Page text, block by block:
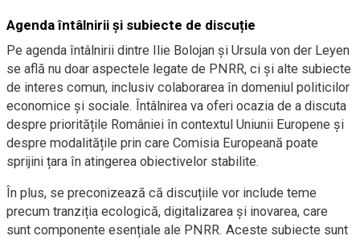
Agenda întâlnirii și subiecte de discuție
Pe agenda întâlnirii dintre Ilie Bolojan și Ursula von der Leyen
se află nu doar aspectele legate de PNRR, ci și alte subiecte
de interes comun, inclusiv colaborarea în domeniul politicilor
economice și sociale. Întâlnirea va oferi ocazia de a discuta
despre prioritățile României în contextul Uniunii Europene și
despre modalitățile prin care Comisia Europeană poate
sprijini țara în atingerea obiectivelor stabilite.
În plus, se preconizează că discuțiile vor include teme
precum tranziția ecologică, digitalizarea și inovarea, care
sunt componente esențiale ale PNRR. Aceste subiecte sunt